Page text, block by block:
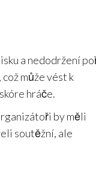
a nedodržení
může vést k
hráče.
by měli
soutěžní, ale